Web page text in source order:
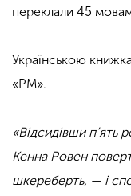
переклали 45
Українською
«РМ».
«Відсидівши п’ять
Кенна Ровен
шкереберть, — і